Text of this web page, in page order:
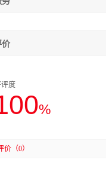
价
度
%
价 （0）